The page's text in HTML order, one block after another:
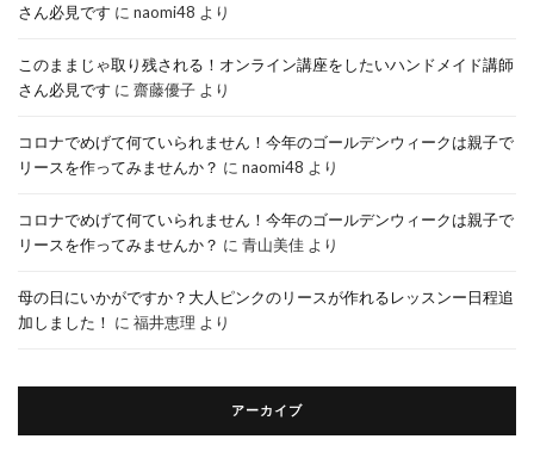
さん必見です に naomi48 より
このままじゃ取り残される！オンライン講座をしたいハンドメイド講師
さん必見です に 齋藤優子 より
コロナでめげて何ていられません！今年のゴールデンウィークは親子で
リースを作ってみませんか？ に naomi48 より
コロナでめげて何ていられません！今年のゴールデンウィークは親子で
リースを作ってみませんか？ に 青山美佳 より
母の日にいかがですか？大人ピンクのリースが作れるレッスンー日程追
加しました！ に 福井恵理 より
アーカイブ